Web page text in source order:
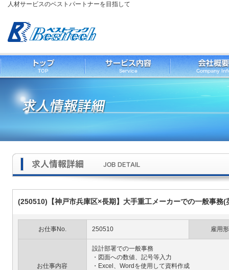
人材サービスのベストパートナーを目指して
(250510)【神戸市兵庫区×長期】大手重工メーカーでの一般事務(
お仕事No. 250510 雇用
お仕事内容
設計部署での一般事務
・図面への数値、記号等入力
・Excel、Wordを使用して資料作成